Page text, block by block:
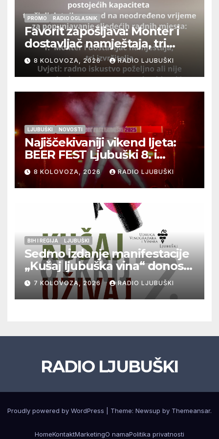
PROMO RADIO OGLASNIK
Favorit zapošljava: Monter i
dostavljač namještaja, tri
izvršitelja
8 KOLOVOZA, 2026 RADIO LJUBUŠKI
LJUBUŠKI NOVOSTI
Najiščekivaniji vikend ljeta:
BEER FEST Ljubuški 8. i
9.kolovoza
8 KOLOVOZA, 2026 RADIO LJUBUŠKI
BIH I REGIJA LJUBUŠKI
Sedmo izdanje manifestacije
„Kušaj ljubuška vina“ donosi
vrhunska vina, gastronomiju i
glazbu
7 KOLOVOZA, 2026 RADIO LJUBUŠKI
RADIO LJUBUŠKI
Proudly powered by WordPress Theme: Newsup by Themeansar.
HomeKontaktMarketingO namaPolitika privatnosti